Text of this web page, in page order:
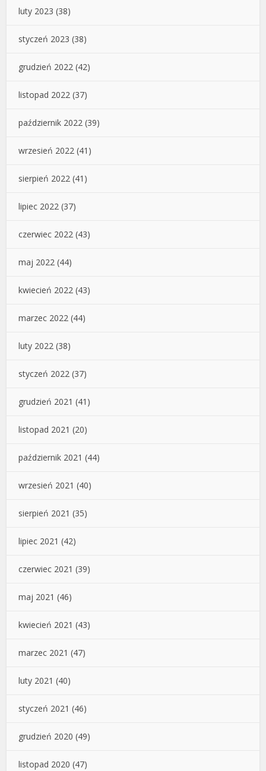
luty 2023 (38)
styczeń 2023 (38)
grudzień 2022 (42)
listopad 2022 (37)
październik 2022 (39)
wrzesień 2022 (41)
sierpień 2022 (41)
lipiec 2022 (37)
czerwiec 2022 (43)
maj 2022 (44)
kwiecień 2022 (43)
marzec 2022 (44)
luty 2022 (38)
styczeń 2022 (37)
grudzień 2021 (41)
listopad 2021 (20)
październik 2021 (44)
wrzesień 2021 (40)
sierpień 2021 (35)
lipiec 2021 (42)
czerwiec 2021 (39)
maj 2021 (46)
kwiecień 2021 (43)
marzec 2021 (47)
luty 2021 (40)
styczeń 2021 (46)
grudzień 2020 (49)
listopad 2020 (47)